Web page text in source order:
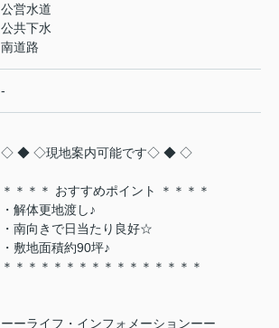
公営水道
公共下水
南道路
-
◇ ◆ ◇現地案内可能です◇ ◆ ◇
＊＊＊＊ おすすめポイント ＊＊＊＊
・解体更地渡し♪
・南向きで日当たり良好☆
・敷地面積約90坪♪
＊＊＊＊＊＊＊＊＊＊＊＊＊＊＊＊
ーーライフ・インフォメーションーー